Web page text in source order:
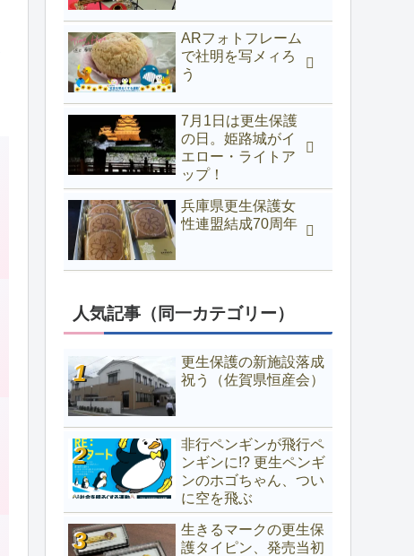
ARフォトフレーム
で社明を写メィろ
う
7月1日は更生保護
の日。姫路城がイ
エロー・ライトア
ップ！
兵庫県更生保護女
性連盟結成70周年
人気記事（同一カテゴリー）
更生保護の新施設落成
祝う（佐賀県恒産会）
非行ペンギンが飛行ペ
ンギンに!? 更生ペンギ
ンのホゴちゃん、つい
に空を飛ぶ
生きるマークの更生保
護タイピン、発売当初